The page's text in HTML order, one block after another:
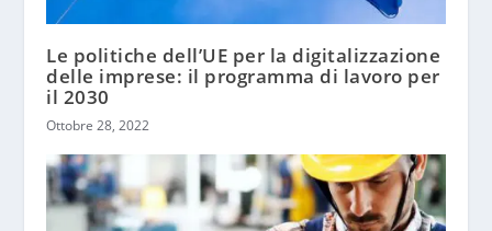
Le politiche dell’UE per la digitalizzazione
delle imprese: il programma di lavoro per
il 2030
Ottobre 28, 2022